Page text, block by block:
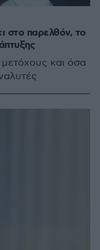
στο παρελθόν, το
και όσα